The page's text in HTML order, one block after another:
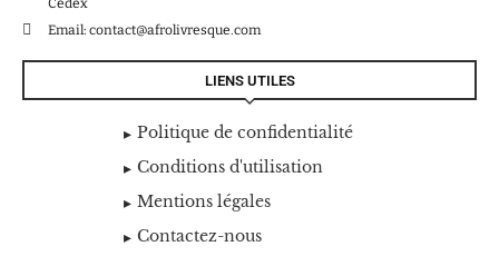
Cedex
Email: contact@afrolivresque.com
LIENS UTILES
Politique de confidentialité
Conditions d'utilisation
Mentions légales
Contactez-nous